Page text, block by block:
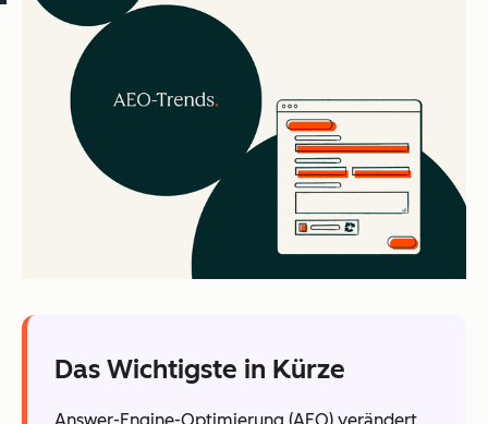
Das Wichtigste in Kürze